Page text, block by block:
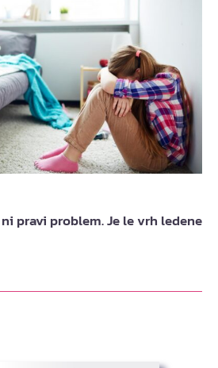
pravi problem. Je le vrh ledene